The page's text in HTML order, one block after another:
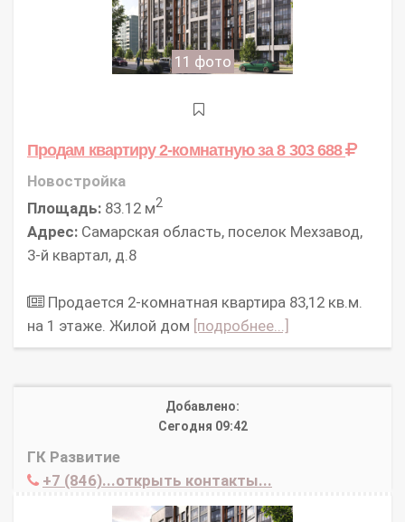
11 фото
Продам квартиру 2-комнатнуюза 8 303 688
Новостройка
Площадь: 83.12 м2
Адрес: Самарская область, поселок Мехзавод,
3-й квартал, д.8
Продается 2-комнатная квартира 83,12 кв.м.
на 1 этаже. Жилой дом [подробнее...]
Добавлено:
Сегодня 09:42
ГК Развитие
+7 (846)...открыть контакты...